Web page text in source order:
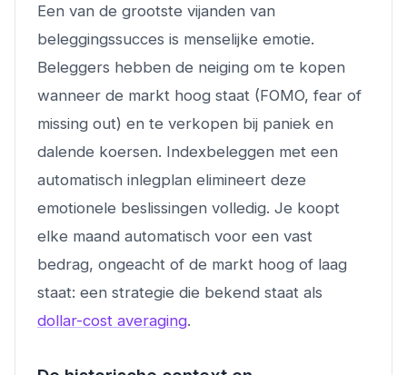
Een van de grootste vijanden van
beleggingssucces is menselijke emotie.
Beleggers hebben de neiging om te kopen
wanneer de markt hoog staat (FOMO, fear of
missing out) en te verkopen bij paniek en
dalende koersen. Indexbeleggen met een
automatisch inlegplan elimineert deze
emotionele beslissingen volledig. Je koopt
elke maand automatisch voor een vast
bedrag, ongeacht of de markt hoog of laag
staat: een strategie die bekend staat als
dollar-cost averaging.